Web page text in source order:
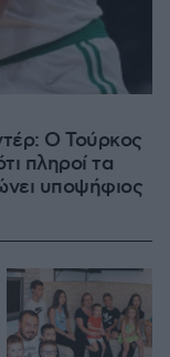
Ο Τούρκος
πληροί τα
υποψήφιος